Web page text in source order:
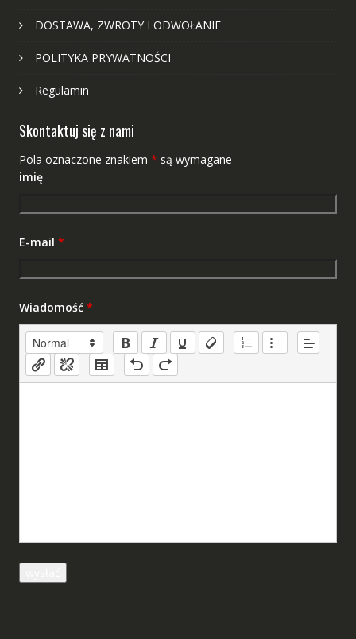
DOSTAWA, ZWROTY I ODWOŁANIE
POLITYKA PRYWATNOŚCI
Regulamin
Skontaktuj się z nami
Pola oznaczone znakiem * są wymagane
imię
E-mail *
Wiadomość *